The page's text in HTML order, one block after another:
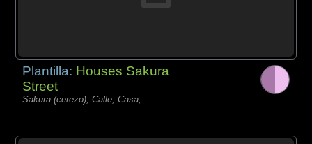
Plantilla: Houses Sakura
Street
Sakura (cerezo), Calle, Casa,